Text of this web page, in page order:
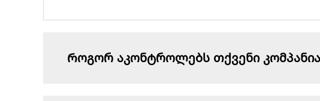
Როგორ აკონტროლებს თქვენი კომპანია